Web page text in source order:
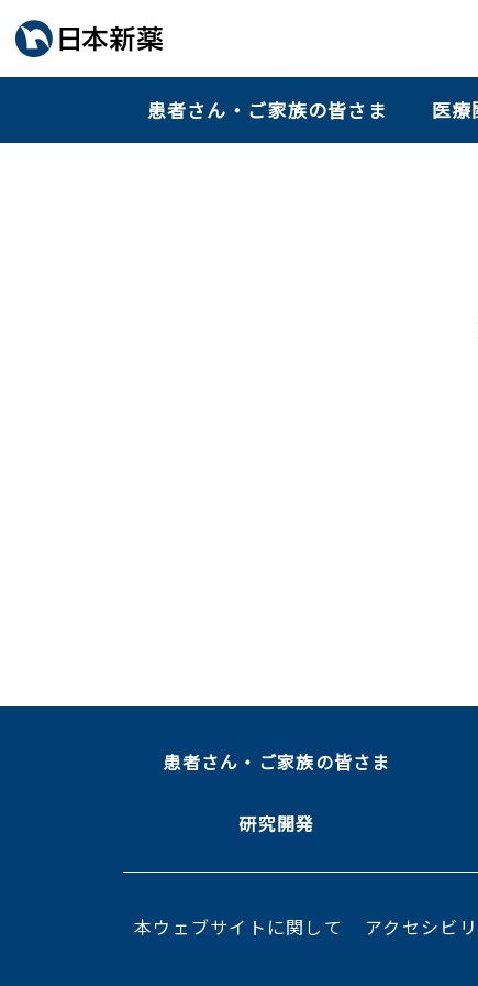
患者さん・ご家族の皆さま 医療
患者さん・ご家族の皆さま
研究開発
本ウェブサイトに関して アクセシビ